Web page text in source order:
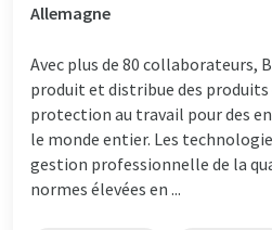
Allemagne
Avec plus de 80 collaborateurs,
produit et distribue des produits
protection au travail pour des
le monde entier. Les
gestion professionnelle de la
normes élevées en ...